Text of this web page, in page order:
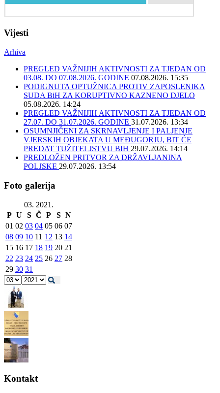
Vijesti
Arhiva
PREGLED VAŽNIJIH AKTIVNOSTI ZA TJEDAN OD
03.08. DO 07.08.2026. GODINE 07.08.2026. 15:35
PODIGNUTA OPTUŽNICA PROTIV ZAPOSLENIKA
SUDA BiH ZA KORUPTIVNO KAZNENO DJELO
05.08.2026. 14:24
PREGLED VAŽNIJIH AKTIVNOSTI ZA TJEDAN OD
27.07. DO 31.07.2026. GODINE 31.07.2026. 13:34
OSUMNJIČENI ZA SKRNAVLJENJE I PALJENJE
VJERSKIH OBJEKATA U MEĐUGORJU, BIT ĆE
PREDAT TUŽITELJSTVU BIH 29.07.2026. 14:14
PREDLOŽEN PRITVOR ZA DRŽAVLJANINA
POLJSKE 29.07.2026. 13:54
Foto galerija
03. 2021.
P U S Č P S N
01 02 03 04 05 06 07
08 09 10 11 12 13 14
15 16 17 18 19 20 21
22 23 24 25 26 27 28
29 30 31
Kontakt